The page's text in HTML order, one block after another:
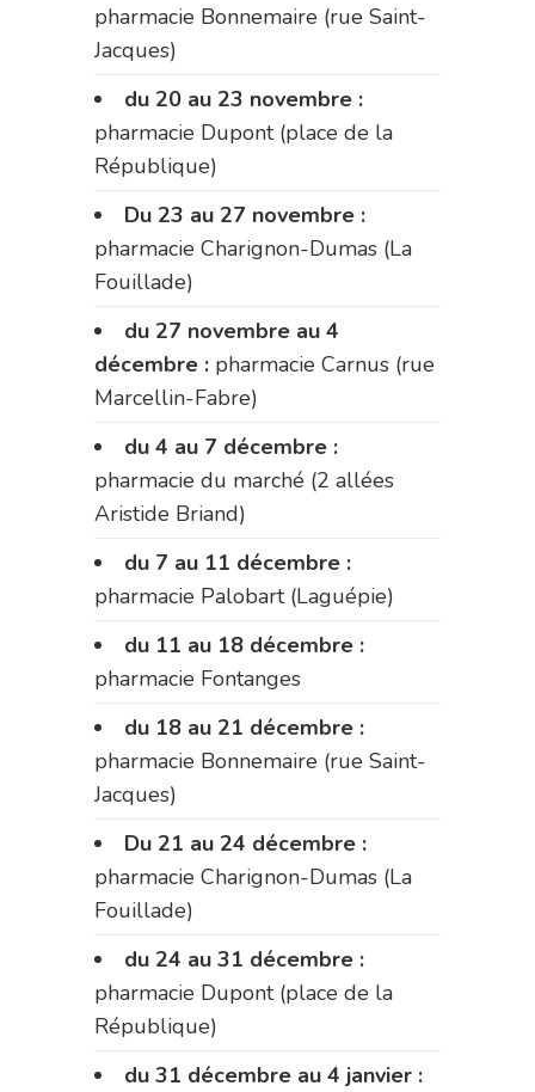
pharmacie Bonnemaire (rue Saint-
Jacques)
du 20 au 23 novembre :
pharmacie Dupont (place de la
République)
Du 23 au 27 novembre :
pharmacie Charignon-Dumas (La
Fouillade)
du 27 novembre au 4
décembre : pharmacie Carnus (rue
Marcellin-Fabre)
du 4 au 7 décembre :
pharmacie du marché (2 allées
Aristide Briand)
du 7 au 11 décembre :
pharmacie Palobart (Laguépie)
du 11 au 18 décembre :
pharmacie Fontanges
du 18 au 21 décembre :
pharmacie Bonnemaire (rue Saint-
Jacques)
Du 21 au 24 décembre :
pharmacie Charignon-Dumas (La
Fouillade)
du 24 au 31 décembre :
pharmacie Dupont (place de la
République)
du 31 décembre au 4 janvier :